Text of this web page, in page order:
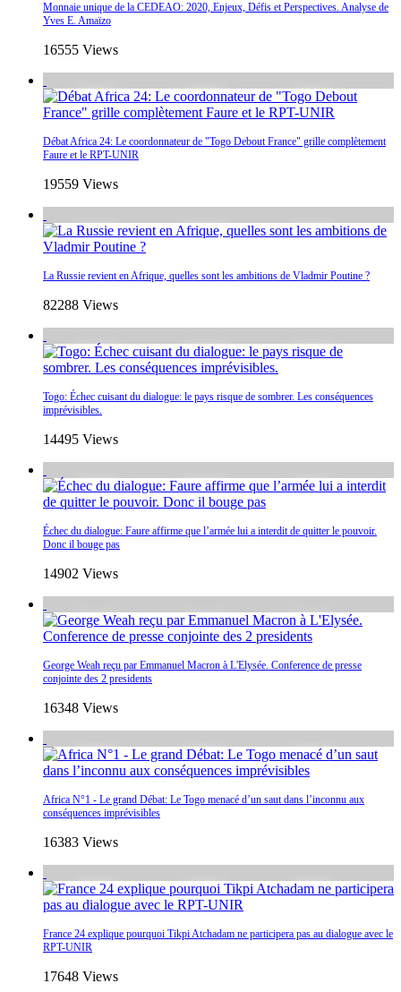
Monnaie unique de la CEDEAO: 2020, Enjeux, Défis et Perspectives. Analyse de
Yves E. Amaïzo
16555 Views
Débat Africa 24: Le coordonnateur de "Togo Debout France" grille complètement
Faure et le RPT-UNIR
19559 Views
La Russie revient en Afrique, quelles sont les ambitions de Vladmir Poutine ?
82288 Views
Togo: Échec cuisant du dialogue: le pays risque de sombrer. Les conséquences
imprévisibles.
14495 Views
Échec du dialogue: Faure affirme que l’armée lui a interdit de quitter le pouvoir.
Donc il bouge pas
14902 Views
George Weah reçu par Emmanuel Macron à L'Elysée. Conference de presse
conjointe des 2 presidents
16348 Views
Africa N°1 - Le grand Débat: Le Togo menacé d’un saut dans l’inconnu aux
conséquences imprévisibles
16383 Views
France 24 explique pourquoi Tikpi Atchadam ne participera pas au dialogue avec le
RPT-UNIR
17648 Views